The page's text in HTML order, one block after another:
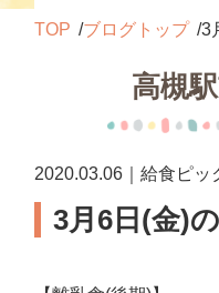
TOP ブログトップ 3
高槻
2020.03.06｜給食ピッ
3月6日(金)